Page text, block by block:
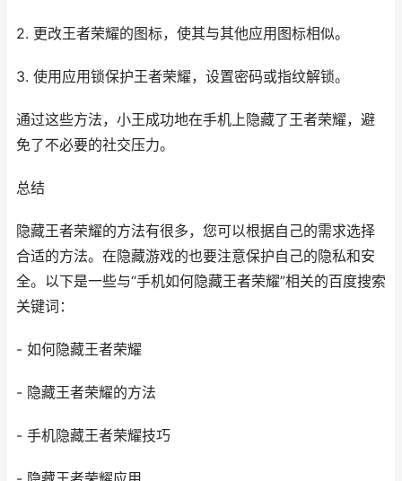
2. 更改王者荣耀的图标，使其与其他应用图标相似。
3. 使用应用锁保护王者荣耀，设置密码或指纹解锁。
通过这些方法，小王成功地在手机上隐藏了王者荣耀，避
免了不必要的社交压力。
总结
隐藏王者荣耀的方法有很多，您可以根据自己的需求选择
合适的方法。在隐藏游戏的也要注意保护自己的隐私和安
全。以下是一些与“手机如何隐藏王者荣耀”相关的百度搜索
关键词：
- 如何隐藏王者荣耀
- 隐藏王者荣耀的方法
- 手机隐藏王者荣耀技巧